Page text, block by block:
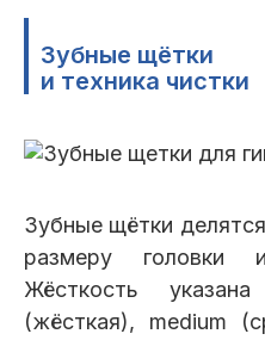
Зубные щётки
и техника чистки
Зубные щётки
размеру головки
Жёсткость
(жёсткая), medium